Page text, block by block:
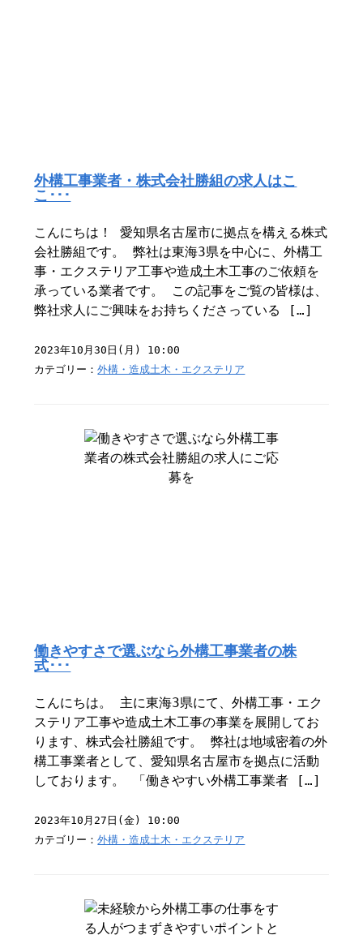
外構工事業者・株式会社勝組の求人はこ
こ･･･
こんにちは！ 愛知県名古屋市に拠点を構える株式
会社勝組です。 弊社は東海3県を中心に、外構工
事・エクステリア工事や造成土木工事のご依頼を
承っている業者です。 この記事をご覧の皆様は、
弊社求人にご興味をお持ちくださっている […]
2023年10月30日(月) 10:00
カテゴリー：外構・造成土木・エクステリア
働きやすさで選ぶなら外構工事業者の株
式･･･
こんにちは。 主に東海3県にて、外構工事・エク
ステリア工事や造成土木工事の事業を展開してお
ります、株式会社勝組です。 弊社は地域密着の外
構工事業者として、愛知県名古屋市を拠点に活動
しております。 「働きやすい外構工事業者 […]
2023年10月27日(金) 10:00
カテゴリー：外構・造成土木・エクステリア